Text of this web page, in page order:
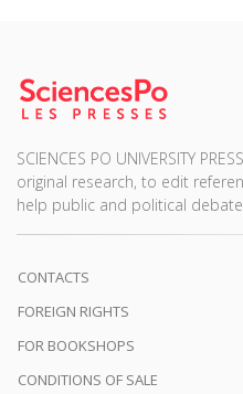
SCIENCES PO UNIVERSITY
original research, to edit
help public and political
CONTACTS
FOREIGN RIGHTS
FOR BOOKSHOPS
CONDITIONS OF SALE